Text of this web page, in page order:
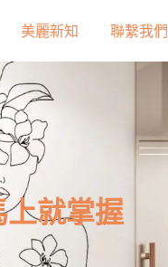
美麗新知 聯繫我們
就掌握